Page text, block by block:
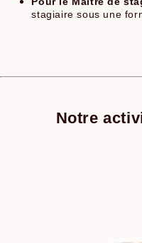
stagiaire sous une
Notre